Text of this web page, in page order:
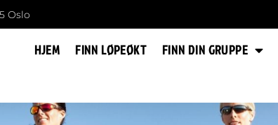
Oslo
HJEM FINN LØPEØKT FINN DIN GRUPPE